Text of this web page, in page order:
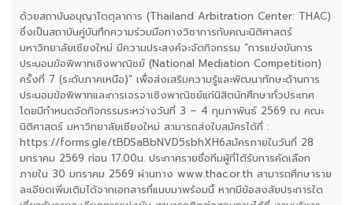
ด้วยสถาบันอนุญาโตตุลาการ (Thailand Arbitration Center: THAC)
ซึ่งเป็นสถาบันคู่บันทึกความร่วมมือทางวิชาการกับคณะนิติศาสตร์
มหาวิทยาลัยเชียงใหม่ มีความประสงค์จะจัดกิจกรรม “การแข่งขันการ
ประนอมข้อพิพาทเชิงพาณิชย์ (National Mediation Competition)
ครั้งที่ 7 (ระดับภาคเหนือ)” เพื่อส่งเสริมความรู้และพัฒนาทักษะด้านการ
ประนอมข้อพิพาทและการเจรจาเชิงพาณิชย์แก่นิสิตนักศึกษาทั่วประเทศ
โดยมีกำหนดจัดกิจกรรมระหว่างวันที่ 3 – 4 กุมภาพันธ์ 2569 ณ คณะ
นิติศาสตร์ มหาวิทยาลัยเชียงใหม่ สามารถส่งใบสมัครได้ที่ :
https://forms.gle/tBDSaBbNVD5sbhXH6สมัครภายในวันที่ 28
มกราคม 2569 ก่อน 17.00น. ประกาศรายชื่อทีมผู้ที่ได้รับการคัดเลือก
ภายใน 30 มกราคม 2569 ผ่านทาง www.thac.or.th สามารถศึกษาราย
ละเอียดเพิ่มเติมได้จากเอกสารที่แนบมาพร้อมนี้ หากมีข้อสงสัยประการใด